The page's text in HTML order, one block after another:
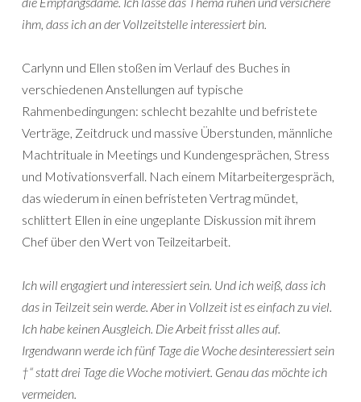
ihm, dass ich an der Vollzeitstelle interessiert bin.
Carlynn und Ellen stoßen im Verlauf des Buches in
verschiedenen Anstellungen auf typische
Rahmenbedingungen: schlecht bezahlte und befristete
Verträge, Zeitdruck und massive Überstunden, männliche
Machtrituale in Meetings und Kundengesprächen, Stress
und Motivationsverfall. Nach einem Mitarbeitergespräch,
das wiederum in einen befristeten Vertrag mündet,
schlittert Ellen in eine ungeplante Diskussion mit ihrem
Chef über den Wert von Teilzeitarbeit.
Ich will engagiert und interessiert sein. Und ich weiß, dass ich
das in Teilzeit sein werde. Aber in Vollzeit ist es einfach zu viel.
Ich habe keinen Ausgleich. Die Arbeit frisst alles auf.
Irgendwann werde ich fünf Tage die Woche desinteressiert sein
†“ statt drei Tage die Woche motiviert. Genau das möchte ich
vermeiden.